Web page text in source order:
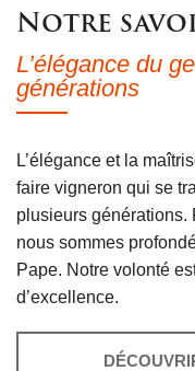
Notre
L’élégance du
générations
L’élégance et la
faire vigneron qui se
plusieurs générations.
nous sommes
Pape. Notre volonté
d’excellence.